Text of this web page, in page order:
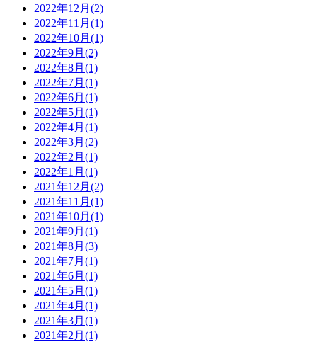
2022年12月(2)
2022年11月(1)
2022年10月(1)
2022年9月(2)
2022年8月(1)
2022年7月(1)
2022年6月(1)
2022年5月(1)
2022年4月(1)
2022年3月(2)
2022年2月(1)
2022年1月(1)
2021年12月(2)
2021年11月(1)
2021年10月(1)
2021年9月(1)
2021年8月(3)
2021年7月(1)
2021年6月(1)
2021年5月(1)
2021年4月(1)
2021年3月(1)
2021年2月(1)